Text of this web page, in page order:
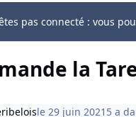
pas connecté : vous
la
le 29 juin 2021 5 a